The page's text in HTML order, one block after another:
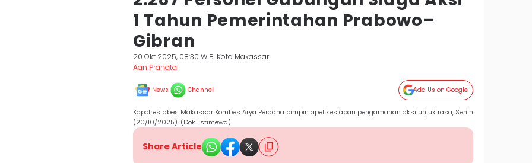
1 Tahun Pemerintahan Prabowo–
Gibran
20 Okt 2025, 08:30 WIB Kota Makassar
Aan Pranata
News Channel Add Us on Google
Kapolrestabes Makassar Kombes Arya Perdana pimpin apel kesiapan pengamanan aksi unjuk rasa, Senin
(20/10/2025). (Dok. Istimewa)
Share Article